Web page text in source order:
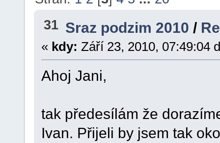
31 Sraz podzim 2010 /
« kdy: Září 23, 2010, 07:49:04
Ahoj Jani,
tak předesílám že
Ivan. Přijeli by jsem tak